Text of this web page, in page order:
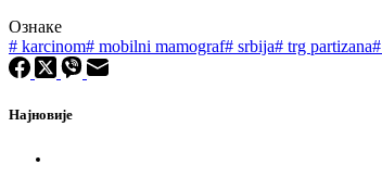
Ознаке
# karcinom# mobilni mamograf# srbija# trg partizana#
Најновије